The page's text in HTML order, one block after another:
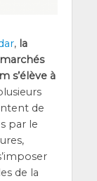
, la
s’é­lève à
de
par le
de la